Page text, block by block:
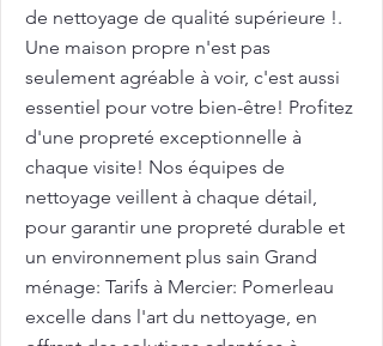
de nettoyage de qualité supérieure !.
Une maison propre n'est pas
seulement agréable à voir, c'est aussi
essentiel pour votre bien-être! Profitez
d'une propreté exceptionnelle à
chaque visite! Nos équipes de
nettoyage veillent à chaque détail,
pour garantir une propreté durable et
un environnement plus sain Grand
ménage: Tarifs à Mercier: Pomerleau
excelle dans l'art du nettoyage, en